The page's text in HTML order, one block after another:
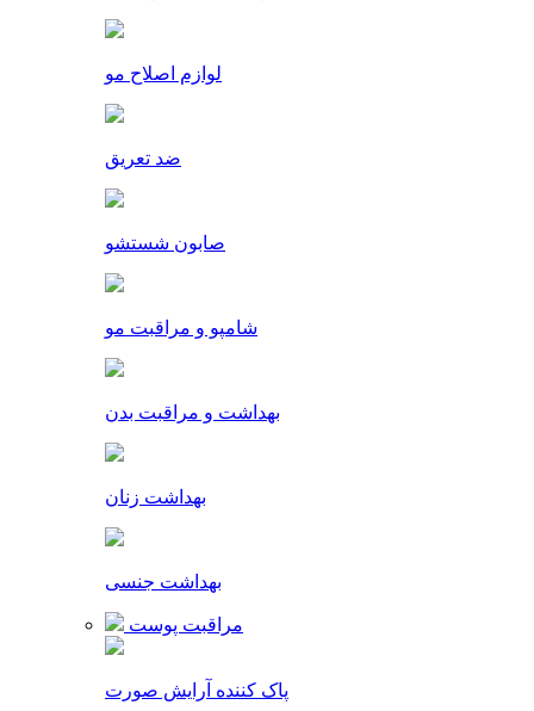
لوازم اصلاح مو
ضد تعریق
صابون شستشو
شامپو و مراقبت مو
بهداشت و مراقبت بدن
بهداشت زنان
بهداشت جنسی
مراقبت پوست
پاک کننده آرایش صورت